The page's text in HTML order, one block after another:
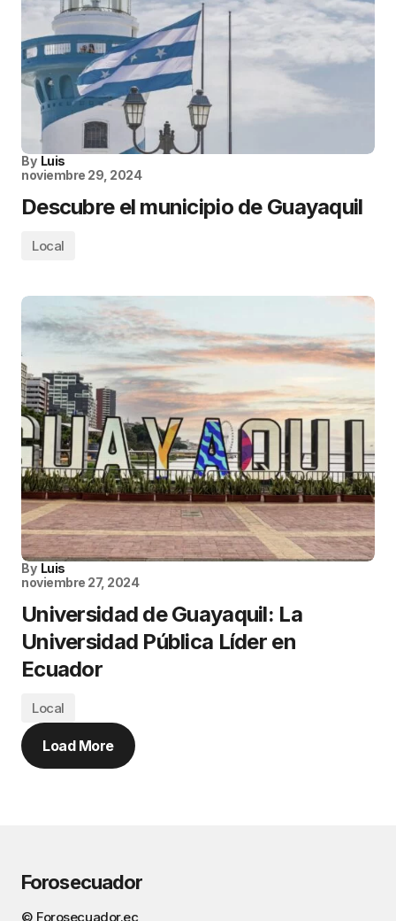
By Luis
noviembre 29, 2024
Descubre el municipio de Guayaquil
Local
By Luis
noviembre 27, 2024
Universidad de Guayaquil: La
Universidad Pública Líder en
Ecuador
Local
Load More
Forosecuador
© Forosecuador.ec